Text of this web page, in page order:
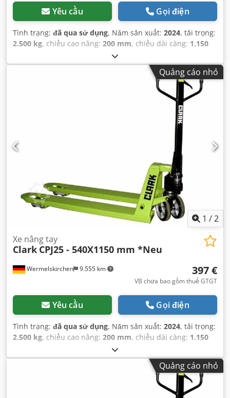
Yêu cầu Gọi điện
Tình trạng: đã qua sử dụng, Năm sản xuất: 2024, tải trọng:
2.500 kg, chiều cao nâng: 200 mm, chiều dài càng: 1.150
Handbetrieb
Quảng cáo nhỏ
1 /2
Wermelskirchen 9.555 km
Xe nâng tay
Clark CPJ25 - 540X1150 mm *Neu
397 €
VB chưa bao gồm thuế GTGT
Yêu cầu Gọi điện
Tình trạng: đã qua sử dụng, Năm sản xuất: 2024, tải trọng:
2.500 kg, chiều cao nâng: 200 mm, chiều dài càng: 1.150
Handbetrieb
Quảng cáo nhỏ